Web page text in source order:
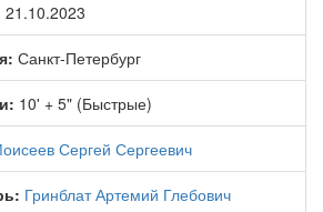
21.10.2023
Санкт-Петербург
10' + 5" (Быстрые)
Сергей Сергеевич
Гринблат Артемий Глебович